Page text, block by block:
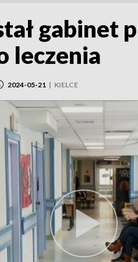
gabinet
leczenia
2024-05-21 | KIELCE